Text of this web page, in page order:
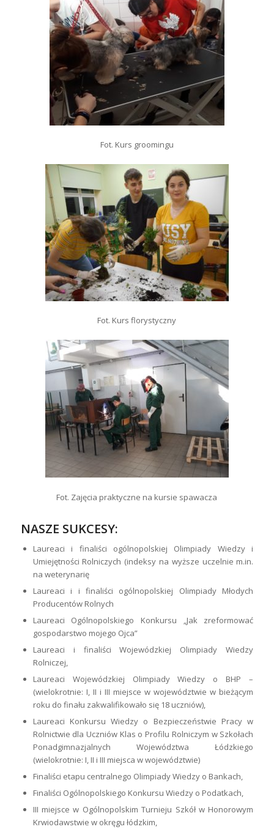
Fot. Kurs groomingu
Fot. Kurs florystyczny
Fot. Zajęcia praktyczne na kursie spawacza
NASZE SUKCESY:
Laureaci i finaliści ogólnopolskiej Olimpiady Wiedzy i
Umiejętności Rolniczych (indeksy na wyższe uczelnie m.in.
na weterynarię
Laureaci i i finaliści ogólnopolskiej Olimpiady Młodych
Producentów Rolnych
Laureaci Ogólnopolskiego Konkursu „Jak zreformować
gospodarstwo mojego Ojca”
Laureaci i finaliści Wojewódzkiej Olimpiady Wiedzy
Rolniczej,
Laureaci Wojewódzkiej Olimpiady Wiedzy o BHP –
(wielokrotnie: I, II i III miejsce w województwie w bieżącym
roku do finału zakwalifikowało się 18 uczniów),
Laureaci Konkursu Wiedzy o Bezpieczeństwie Pracy w
Rolnictwie dla Uczniów Klas o Profilu Rolniczym w Szkołach
Ponadgimnazjalnych Województwa Łódzkiego
(wielokrotnie: I, II i III miejsca w województwie)
Finaliści etapu centralnego Olimpiady Wiedzy o Bankach,
Finaliści Ogólnopolskiego Konkursu Wiedzy o Podatkach,
III miejsce w Ogólnopolskim Turnieju Szkół w Honorowym
Krwiodawstwie w okręgu łódzkim,